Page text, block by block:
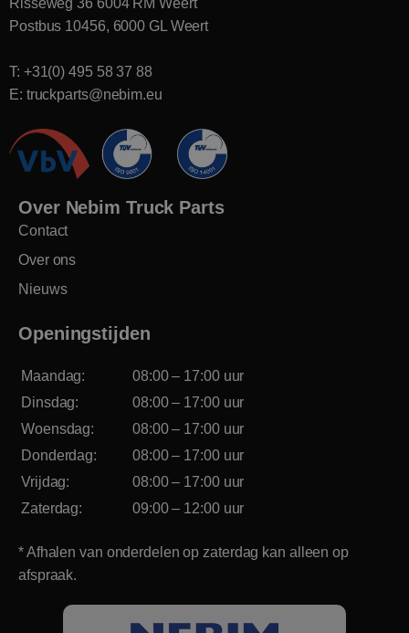
Postbus 10456, 6000 GL Weert
T: +31(0) 495 58 37 88
E: truckparts@nebim.eu
Over Nebim Truck Parts
Contact
Over ons
Nieuws
Openingstijden
Maandag:
08:00 – 17:00 uur
Dinsdag:
08:00 – 17:00 uur
Woensdag:
08:00 – 17:00 uur
Donderdag:
08:00 – 17:00 uur
Vrijdag:
08:00 – 17:00 uur
Zaterdag:
09:00 – 12:00 uur
* Afhalen van onderdelen op zaterdag kan alleen op
afspraak.